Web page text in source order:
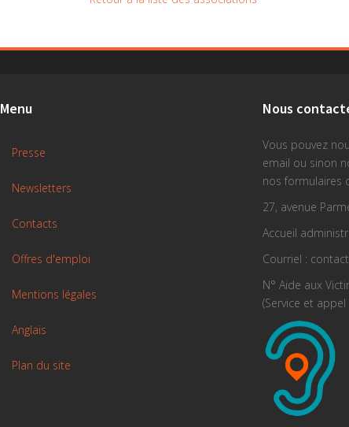
Menu
Presse
Newsletters
Contacts
Offres d'emploi
Mentions légales
Anglais
Plan du site
Nous
Vous pouvez
email ou sinon
nos formulaires
27, avenue
Accueil
Courriel :
N° Aide aux
(Service et